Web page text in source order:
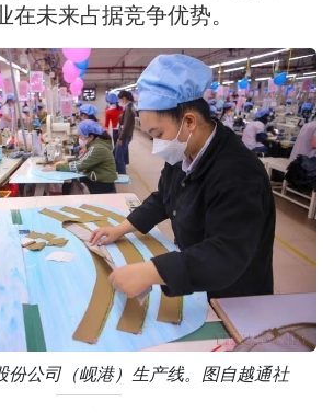
在未来占据竞争优势。
份公司（岘港）生产线。图自越通社